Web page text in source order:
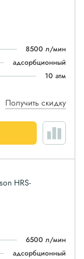
8500 л/мин
адсорбционный
10 атм
Получить скидку
HRS-
6500 л/мин
адсорбционный